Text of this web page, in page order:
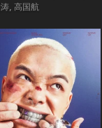
, 高国航